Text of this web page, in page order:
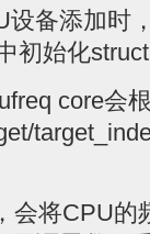
设备添加时
初始化
core会
会将CPU的